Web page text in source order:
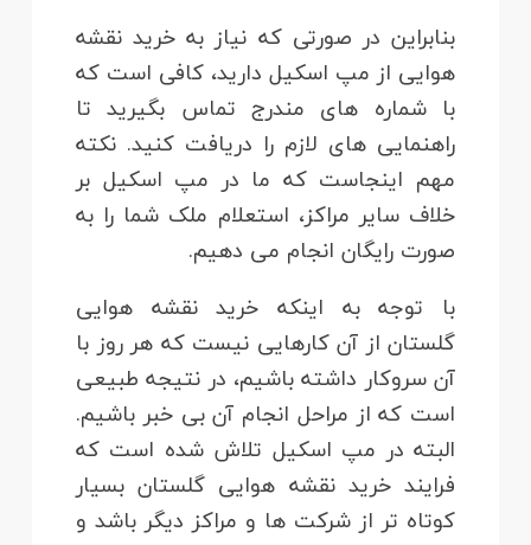
بنابراین در صورتی که نیاز به خرید نقشه
هوایی از مپ اسکیل دارید، کافی است که
با شماره های مندرج تماس بگیرید تا
راهنمایی های لازم را دریافت کنید. نکته
مهم اینجاست که ما در مپ اسکیل بر
خلاف سایر مراکز، استعلام ملک شما را به
صورت رایگان انجام می دهیم.
با توجه به اینکه خرید نقشه هوایی
گلستان از آن کارهایی نیست که هر روز با
آن سروکار داشته باشیم، در نتیجه طبیعی
است که از مراحل انجام آن بی خبر باشیم.
البته در مپ اسکیل تلاش شده است که
فرایند خرید نقشه هوایی گلستان بسیار
کوتاه تر از شرکت ها و مراکز دیگر باشد و